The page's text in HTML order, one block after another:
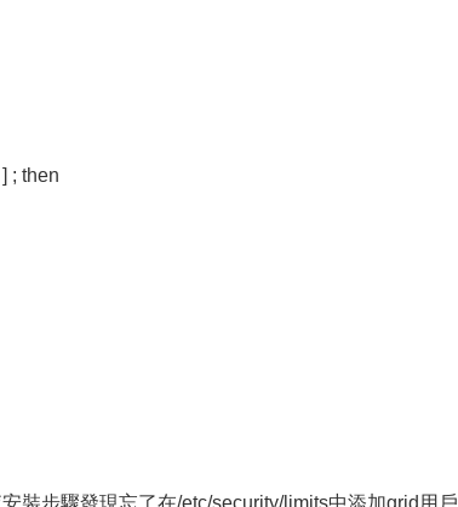
; then
裝步驟發現忘了在/etc/security/limits中添加grid用戶